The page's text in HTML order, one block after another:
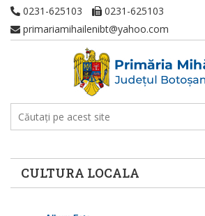
0231-625103
0231-625103
primariamihailenibt@yahoo.com
CULTURA LOCALA